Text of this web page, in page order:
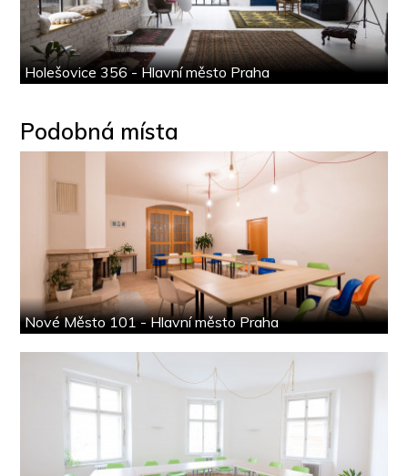
Holešovice 356 - Hlavní město Praha
Podobná místa
Nové Město 101 - Hlavní město Praha